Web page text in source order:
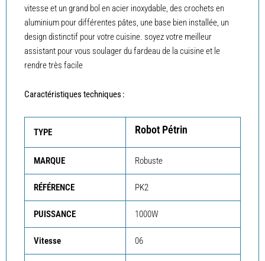
vitesse et un grand bol en acier inoxydable, des crochets en
aluminium pour différentes pâtes, une base bien installée, un
design distinctif pour votre cuisine. soyez votre meilleur
assistant pour vous soulager du fardeau de la cuisine et le
rendre très facile
Caractéristiques techniques :
TYPE Robot Pétrin
MARQUE Robuste
RÉFÉRENCE PK2
PUISSANCE 1000W
Vitesse 06